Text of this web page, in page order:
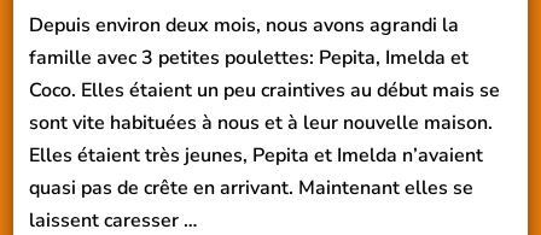
Depuis environ deux mois, nous avons agrandi la
famille avec 3 petites poulettes: Pepita, Imelda et
Coco. Elles étaient un peu craintives au début mais se
sont vite habituées à nous et à leur nouvelle maison.
Elles étaient très jeunes, Pepita et Imelda n’avaient
quasi pas de crête en arrivant. Maintenant elles se
laissent caresser …